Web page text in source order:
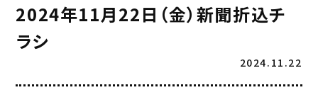
2024年11月22日（金）新聞折込チ
ラシ
2024.11.22